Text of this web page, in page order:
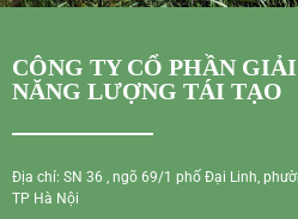
CÔNG TY CỔ PHẦN
NĂNG LƯỢNG TÁI TẠO
Địa chỉ: SN 36 , ngõ 69/1 phố Đại Linh,
TP Hà Nội